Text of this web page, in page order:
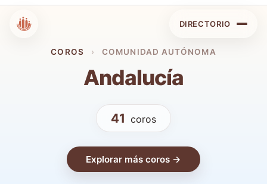
COROS › COMUNIDAD AUTÓNOMA
Andalucía
41 coros
Explorar más coros →
DIRECTORIO